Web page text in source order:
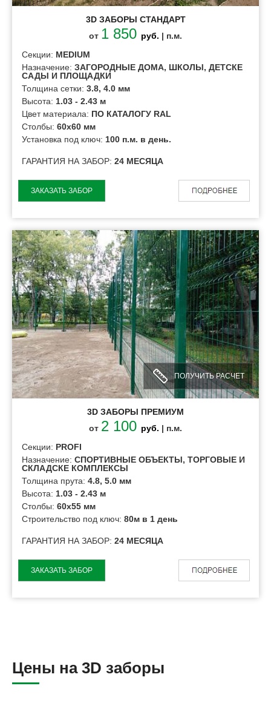
3D ЗАБОРЫ СТАНДАРТ
от 1 850 руб. | п.м.
Секции: MEDIUM
Назначение: ЗАГОРОДНЫЕ ДОМА, ШКОЛЫ, ДЕТСКЕ
САДЫ И ПЛОЩАДКИ
Толщина сетки: 3.8, 4.0 мм
Высота: 1.03 - 2.43 м
Цвет материала: ПО КАТАЛОГУ RAL
Столбы: 60х60 мм
Установка под ключ: 100 п.м. в день.
ГАРАНТИЯ НА ЗАБОР: 24 МЕСЯЦА
ЗАКАЗАТЬ ЗАБОР
ПОЛУЧИТЬ РАСЧЕТ
3D ЗАБОРЫ ПРЕМИУМ
от 2 100 руб. | п.м.
Секции: PROFI
Назначение: СПОРТИВНЫЕ ОБЪЕКТЫ, ТОРГОВЫЕ И
СКЛАДСКЕ КОМПЛЕКСЫ
Толщина прута: 4.8, 5.0 мм
Высота: 1.03 - 2.43 м
Столбы: 60х55 мм
Строительство под ключ: 80м в 1 день
ГАРАНТИЯ НА ЗАБОР: 24 МЕСЯЦА
ЗАКАЗАТЬ ЗАБОР
Цены на 3D заборы